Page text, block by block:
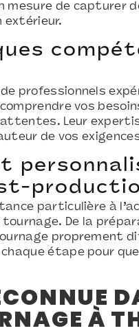
mesure de capturer
extérieur.
professionnels
vos
Leur
de vos
particulière à
De la
proprement
étape pour
À